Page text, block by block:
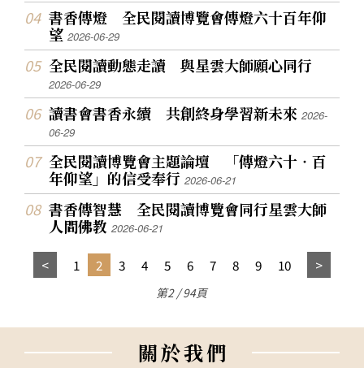
書香傳燈 全民閱讀博覽會傳燈六十百年仰
望2026-06-29
全民閱讀動態走讀 與星雲大師願心同行
2026-06-29
讀書會書香永續 共創終身學習新未來2026-
06-29
全民閱讀博覽會主題論壇 「傳燈六十‧百
年仰望」的信受奉行2026-06-21
書香傳智慧 全民閱讀博覽會同行星雲大師
人間佛教2026-06-21
1 2 3 4 5 6 7 8 9 10
第2 / 94頁
關於我們